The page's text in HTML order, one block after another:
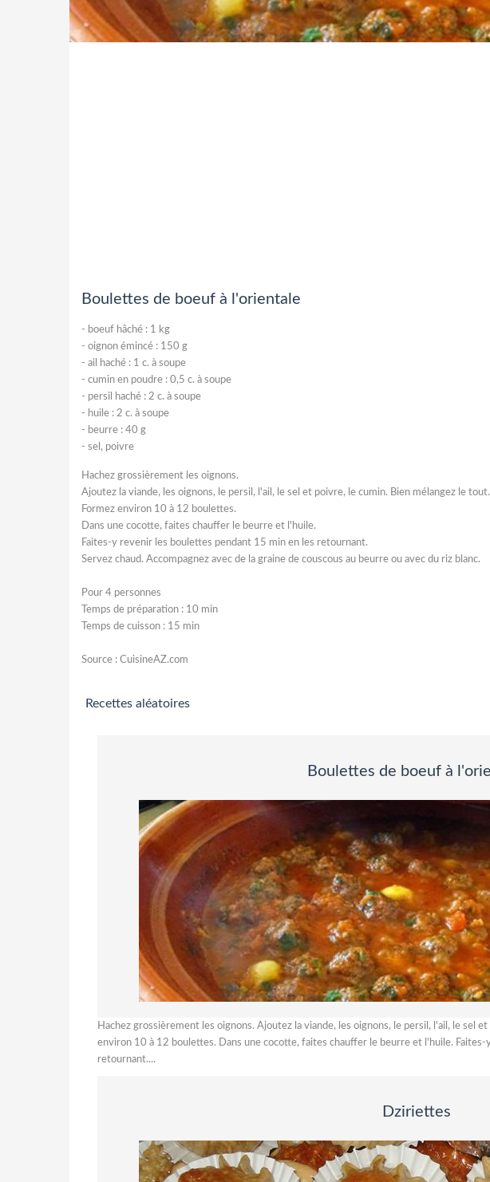
Boulettes de boeuf à l'orientale
- boeuf hâché : 1 kg
- oignon émincé : 150 g
- ail haché : 1 c. à soupe
- cumin en poudre : 0,5 c. à soupe
- persil haché : 2 c. à soupe
- huile : 2 c. à soupe
- beurre : 40 g
- sel, poivre
Hachez grossièrement les oignons.
Ajoutez la viande, les oignons, le persil, l'ail, le sel et poivre, le cumin. Bien mélangez le tout.
Formez environ 10 à 12 boulettes.
Dans une cocotte, faites chauffer le beurre et l'huile.
Faites-y revenir les boulettes pendant 15 min en les retournant.
Servez chaud. Accompagnez avec de la graine de couscous au beurre ou avec du riz blanc.
Pour 4 personnes
Temps de préparation : 10 min
Temps de cuisson : 15 min
Source : CuisineAZ.com
Recettes aléatoires
Boulettes de boeuf à
Hachez grossièrement les oignons. Ajoutez la viande, les oignons, le persil, l'ail, le sel
environ 10 à 12 boulettes. Dans une cocotte, faites chauffer le beurre et l'huile.
retournant....
Dziriettes